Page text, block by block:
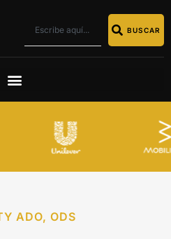
BUSCAR
ADO, ODS